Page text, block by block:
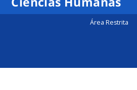
Área Restrita